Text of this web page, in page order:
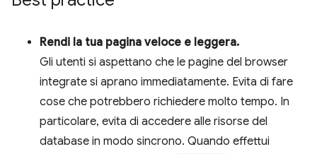
Rendi la tua pagina veloce e leggera.
Gli utenti si aspettano che le pagine del browser
integrate si aprano immediatamente. Evita di fare
cose che potrebbero richiedere molto tempo. In
particolare, evita di accedere alle risorse del
database in modo sincrono. Quando effettui